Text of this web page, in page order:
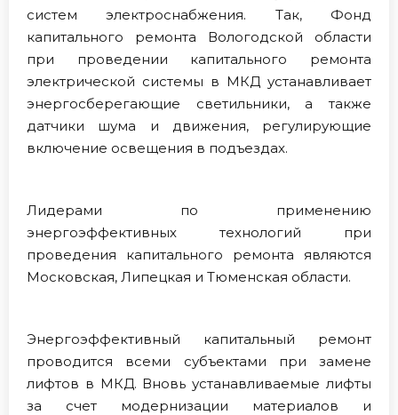
систем электроснабжения. Так, Фонд
капитального ремонта Вологодской области
при проведении капитального ремонта
электрической системы в МКД устанавливает
энергосберегающие светильники, а также
датчики шума и движения, регулирующие
включение освещения в подъездах.
Лидерами по применению
энергоэффективных технологий при
проведения капитального ремонта являются
Московская, Липецкая и Тюменская области.
Энергоэффективный капитальный ремонт
проводится всеми субъектами при замене
лифтов в МКД. Вновь устанавливаемые лифты
за счет модернизации материалов и